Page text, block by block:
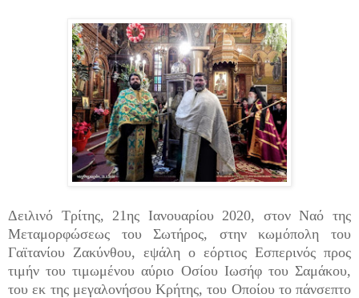
Δειλινό Τρίτης, 21ης Ιανουαρίου 2020, στον Ναό της
Μεταμορφώσεως του Σωτήρος, στην κωμόπολη του
Γαϊτανίου Ζακύνθου, εψάλη ο εόρτιος Εσπερινός προς
τιμήν του τιμωμένου αύριο Οσίου Ιωσήφ του Σαμάκου,
του εκ της μεγαλονήσου Κρήτης, του Οποίου το πάνσεπτο